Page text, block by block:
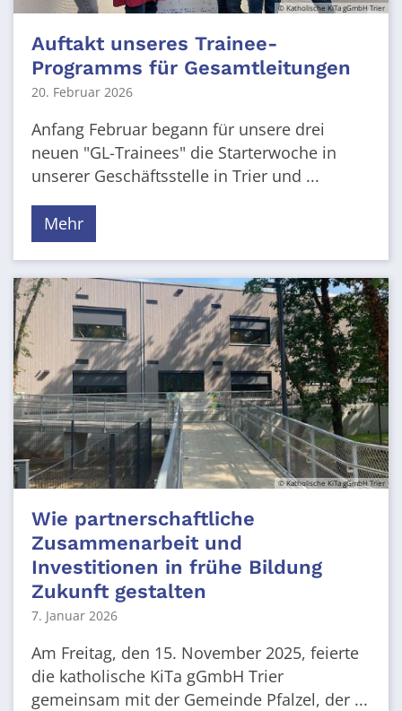
© Katholische KiTa gGmbH Trier
Auftakt unseres Trainee-
Programms für Gesamtleitungen
20. Februar 2026
Anfang Februar begann für unsere drei
neuen "GL-Trainees" die Starterwoche in
unserer Geschäftsstelle in Trier und ...
Mehr
© Katholische KiTa gGmbH Trier
Wie partnerschaftliche
Zusammenarbeit und
Investitionen in frühe Bildung
Zukunft gestalten
7. Januar 2026
Am Freitag, den 15. November 2025, feierte
die katholische KiTa gGmbH Trier
gemeinsam mit der Gemeinde Pfalzel, der ...